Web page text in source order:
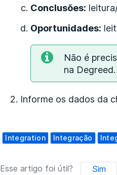
Conclusões:
Oportunidades:
Não é
na Degreed.
Informe os dados da
Integration Integração
Esse artigo foi útil? Sim